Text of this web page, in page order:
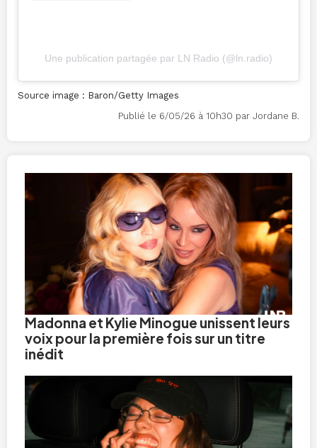
Une publication partagée par LN Radio (@ln.radio)
Source image : Baron/Getty Images
Publié le 6/05/26 à 10h30 par Jordane B.
Madonna et Kylie Minogue unissent leurs
voix pour la première fois sur un titre
inédit